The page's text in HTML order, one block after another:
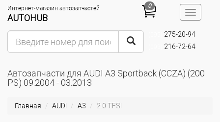
Toggle
0
Интернет-магазин автозапчастей
AUTOHUB
275-20-94
216-72-64
Автозапчасти для AUDI A3 Sportback (CCZA) (200
PS) 09.2004 - 03.2013
Главная AUDI A3 2.0 TFSI